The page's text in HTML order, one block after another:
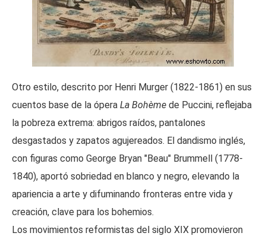
Otro estilo, descrito por Henri Murger (1822-1861) en sus
cuentos base de la ópera La Bohème de Puccini, reflejaba
la pobreza extrema: abrigos raídos, pantalones
desgastados y zapatos agujereados. El dandismo inglés,
con figuras como George Bryan "Beau" Brummell (1778-
1840), aportó sobriedad en blanco y negro, elevando la
apariencia a arte y difuminando fronteras entre vida y
creación, clave para los bohemios.
Los movimientos reformistas del siglo XIX promovieron